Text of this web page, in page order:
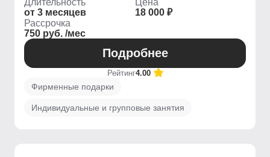
Длительность
от 3 месяцев
Цена
18 000 ₽
Рассрочка
750 руб. /мес
Подробнее
Рейтинг4.00
Фирменные подарки
Индивидуальные и групповые занятия